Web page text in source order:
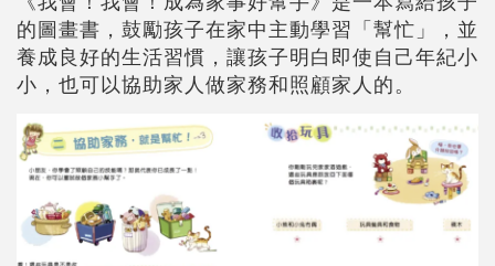
的圖畫書，鼓勵孩子在家中主動學習「幫忙」，並
養成良好的生活習慣，讓孩子明白即使自己年紀小
小，也可以協助家人做家務和照顧家人的。